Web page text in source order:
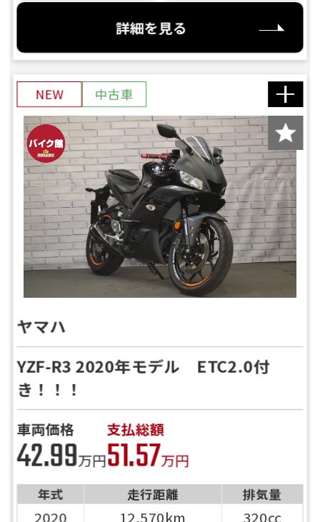
バイク館ではお乗り出しまでに必要
な 概算のお支払総額を表示しており
「お問い合わせ・来店予約」ボタンより
詳細を見る
NEW 中古車
ヤマハ
YZF-R3 2020年モデル ETC2.0付
き！！！
車両価格
42.99万円
支払総額
51.57万円
年式 走行距離 排気量
2020 12,570km 320cc